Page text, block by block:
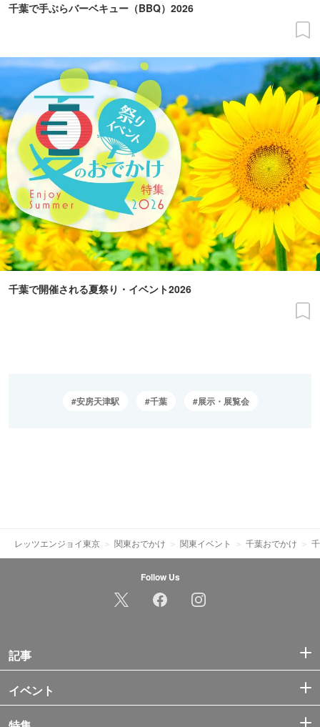
千葉で手ぶらバーベキュー（BBQ）2026
千葉で開催される夏祭り・イベント2026
安房天津駅 千葉 展示・展覧会
レッツエンジョイ東京 関東おでかけ 関東イベント 千葉おでかけ
Follow Us
記事
イベント